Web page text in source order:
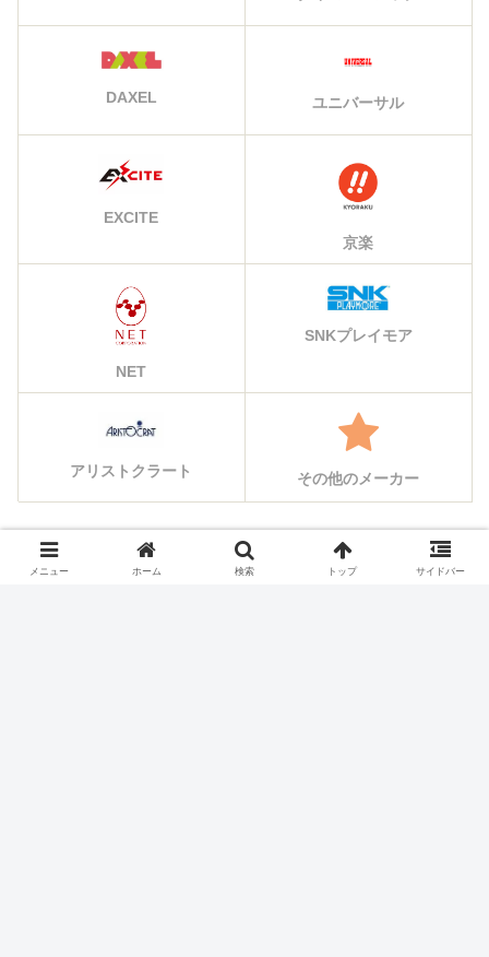
DAXEL ユニバーサル
EXCITE
京楽
NET
SNKプレイモア
アリストクラート その他のメーカー
シェアする
メニュー ホーム 検索 トップ サイドバー